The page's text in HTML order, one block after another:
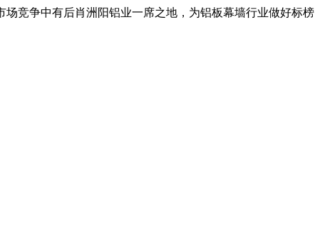
竞争中有后肖洲阳铝业一席之地，为铝板幕墙行业做好标榜